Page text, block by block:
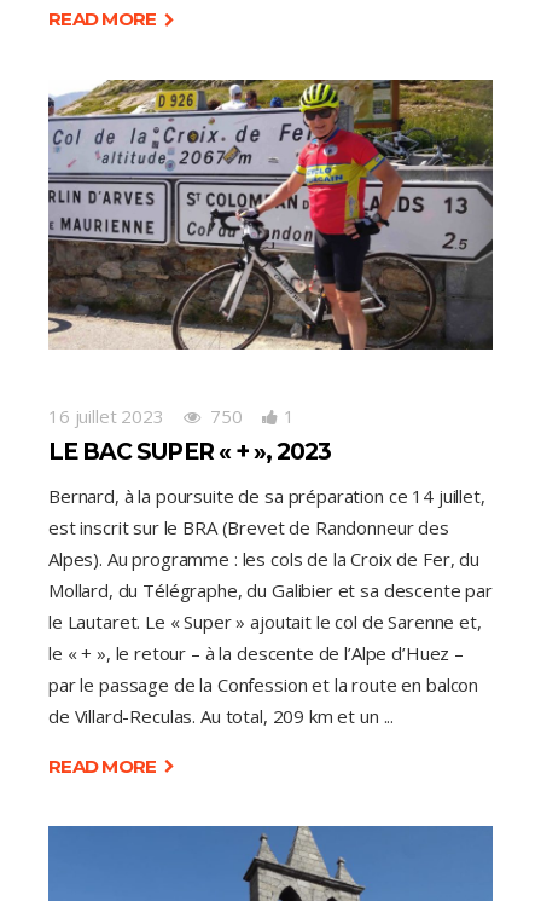
READ MORE
16 juillet 2023 750 1
LE BAC SUPER « + », 2023
Bernard, à la poursuite de sa préparation ce 14 juillet,
est inscrit sur le BRA (Brevet de Randonneur des
Alpes). Au programme : les cols de la Croix de Fer, du
Mollard, du Télégraphe, du Galibier et sa descente par
le Lautaret. Le « Super » ajoutait le col de Sarenne et,
le « + », le retour – à la descente de l’Alpe d’Huez –
par le passage de la Confession et la route en balcon
de Villard-Reculas. Au total, 209 km et un
READ MORE